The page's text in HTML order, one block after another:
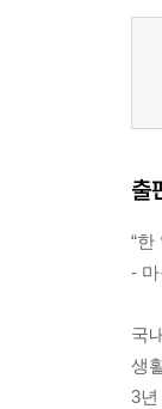
출
“한
-
국
생
3